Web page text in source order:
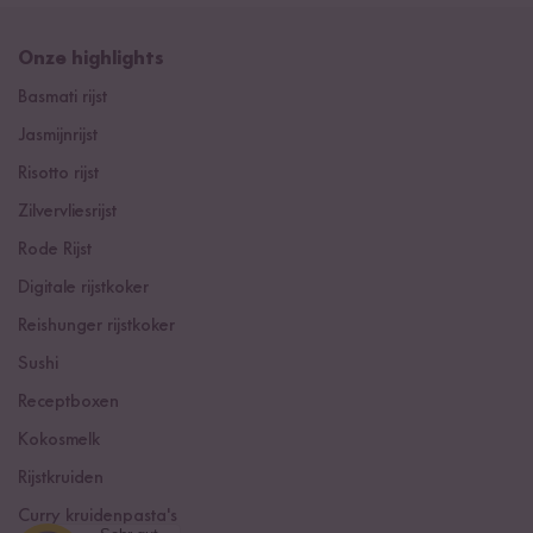
Onze highlights
Basmati rijst
Jasmijnrijst
Risotto rijst
Zilvervliesrijst
Rode Rijst
Digitale rijstkoker
Reishunger rijstkoker
Sushi
Receptboxen
Kokosmelk
Rijstkruiden
Curry kruidenpasta's